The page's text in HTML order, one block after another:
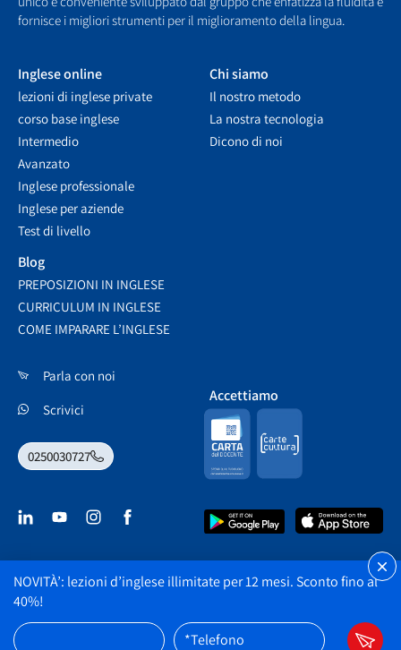
fornisce i migliori strumenti per il miglioramento della lingua.
Inglese online
lezioni di inglese private
corso base inglese
Intermedio
Avanzato
Inglese professionale
Inglese per aziende
Test di livello
Chi siamo
Il nostro metodo
La nostra tecnologia
Dicono di noi
Blog
PREPOSIZIONI IN INGLESE
CURRICULUM IN INGLESE
COME IMPARARE L’INGLESE
Parla con noi
Scrivici
0250030727
Accettiamo
Termini e Condizioni
2026 Burlington English | All Rights Reserved ©
NOVITÀ’: lezioni d’inglese illimitate per 12 mesi.Sconto fino al
40%!
*Telefono